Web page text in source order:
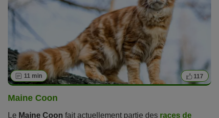
11 min 117
Maine Coon
Le Maine Coon fait actuellement partie des races de